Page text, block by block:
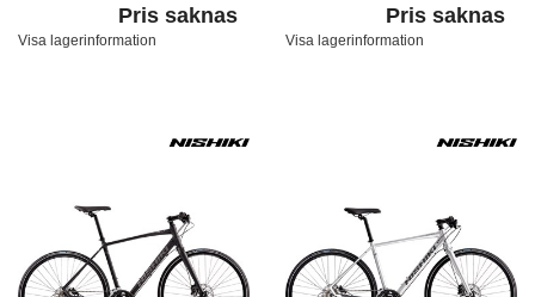
Pris saknas
Visa lagerinformation
Pris saknas
Visa lagerinformation